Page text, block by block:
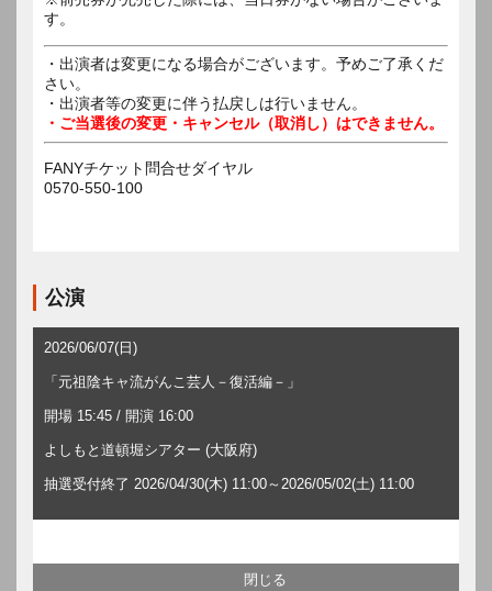
す。
・出演者は変更になる場合がございます。予めご了承くだ
さい。
・出演者等の変更に伴う払戻しは行いません。
・ご当選後の変更・キャンセル（取消し）はできません。
FANYチケット問合せダイヤル
0570-550-100
公演
2026/06/07(日)
「元祖陰キャ流がんこ芸人－復活編－」
開場 15:45 / 開演 16:00
よしもと道頓堀シアター (大阪府)
抽選受付終了 2026/04/30(木) 11:00～2026/05/02(土) 11:00